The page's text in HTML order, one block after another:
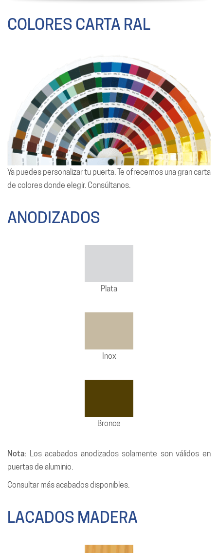
COLORES CARTA RAL
Ya puedes personalizar tu puerta. Te ofrecemos una gran carta
de colores donde elegir. Consúltanos.
ANODIZADOS
Plata
Inox
Bronce
Nota: Los acabados anodizados solamente son válidos en
puertas de aluminio.
Consultar más acabados disponibles.
LACADOS MADERA